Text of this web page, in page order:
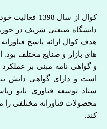
کوال از سال
دانشگاه صنعتی شریف در
هدف کوال ارائه پاسخ فناورانه
و گواهی نامه مبنی بر
ستاد توسعه فناوری نانو
محصولات فناورانه مختلفی را
کند.